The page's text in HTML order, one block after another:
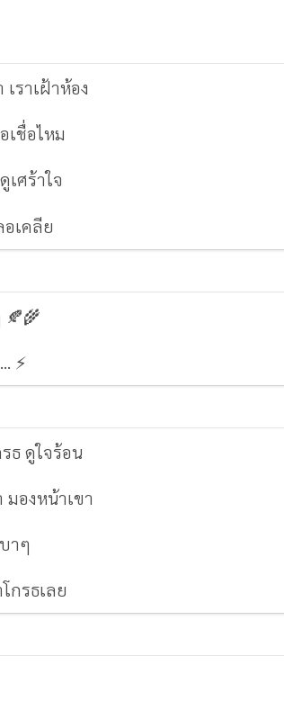
ราเฝ้าห้อง
เชื่อไหม
เศร้าใจ
เคลีย
⚡
ธ ดูใจร้อน
มองหน้าเขา
าๆ
กรธเลย